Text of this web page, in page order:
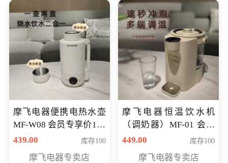
摩飞电器便携电热水壶
MF-W08 会员专享价198
元
439.00 库存100
摩飞电器专卖店
摩飞电器恒温饮水机
（调奶器）MF-01 会员
专享价366元
449.00 库存100
摩飞电器专卖店